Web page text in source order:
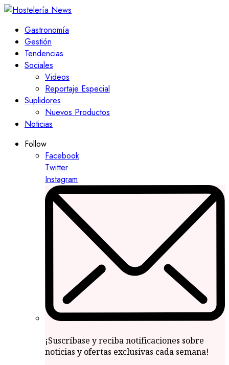
Gastronomía
Gestión
Tendencias
Sociales
Videos
Reportaje Especial
Suplidores
Nuevos Productos
Noticias
Follow
Facebook
Twitter
Instagram
¡Suscríbase y reciba notificaciones sobre
noticias y ofertas exclusivas cada semana!